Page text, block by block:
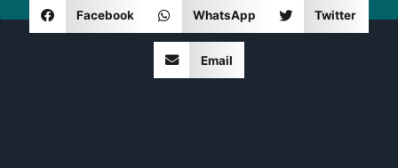
Facebook WhatsApp Twitter
Email